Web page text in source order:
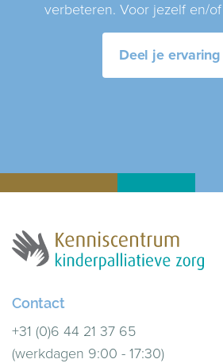
verbeteren. Voor jezelf en/
Deel je ervaring
Contact
+31 (0)6 44 21 37 65
(werkdagen 9:00 - 17:30)